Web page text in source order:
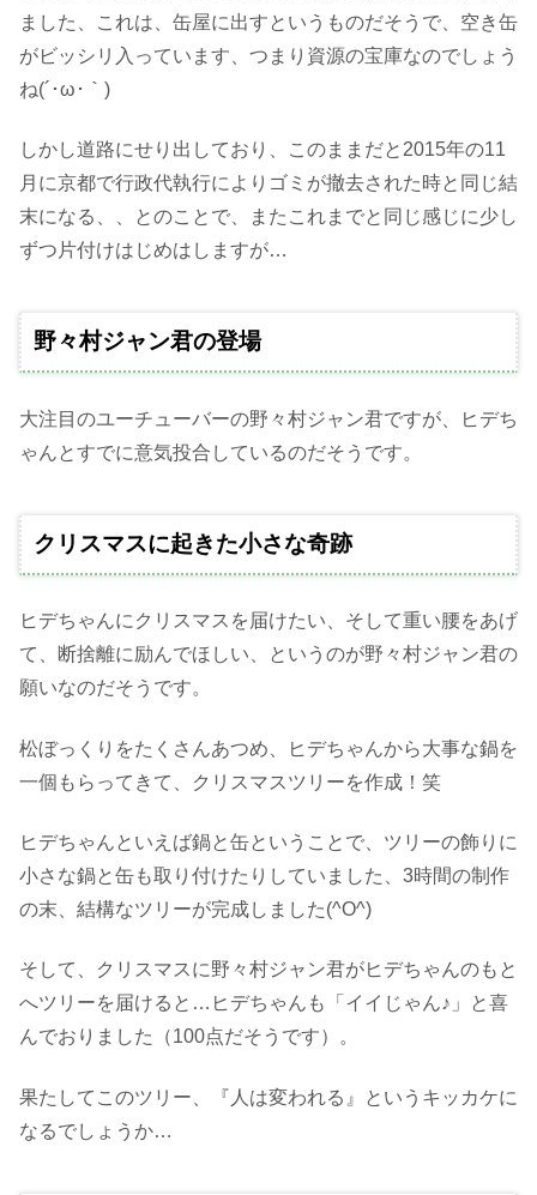
ました、これは、缶屋に出すというものだそうで、空き缶
がビッシリ入っています、つまり資源の宝庫なのでしょう
ね(´･ω･｀)
しかし道路にせり出しており、このままだと2015年の11
月に京都で行政代執行によりゴミが撤去された時と同じ結
末になる、、とのことで、またこれまでと同じ感じに少し
ずつ片付けはじめはしますが…
野々村ジャン君の登場
大注目のユーチューバーの野々村ジャン君ですが、ヒデち
ゃんとすでに意気投合しているのだそうです。
クリスマスに起きた小さな奇跡
ヒデちゃんにクリスマスを届けたい、そして重い腰をあげ
て、断捨離に励んでほしい、というのが野々村ジャン君の
願いなのだそうです。
松ぼっくりをたくさんあつめ、ヒデちゃんから大事な鍋を
一個もらってきて、クリスマスツリーを作成！笑
ヒデちゃんといえば鍋と缶ということで、ツリーの飾りに
小さな鍋と缶も取り付けたりしていました、3時間の制作
の末、結構なツリーが完成しました(^O^)
そして、クリスマスに野々村ジャン君がヒデちゃんのもと
へツリーを届けると…ヒデちゃんも「イイじゃん♪」と喜
んでおりました（100点だそうです）。
果たしてこのツリー、『人は変われる』というキッカケに
なるでしょうか…